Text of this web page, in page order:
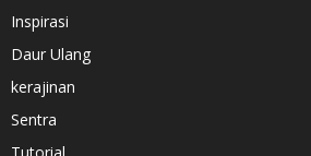
Inspirasi
Daur Ulang
kerajinan
Sentra